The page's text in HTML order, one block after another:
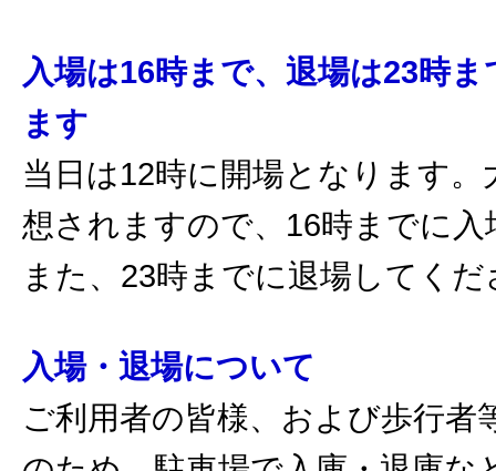
入場は16時まで、退場は23時
ます
当日は12時に開場となります。
想されますので、16時までに
また、23時までに退場してくだ
入場・退場について
ご利用者の皆様、および歩行者